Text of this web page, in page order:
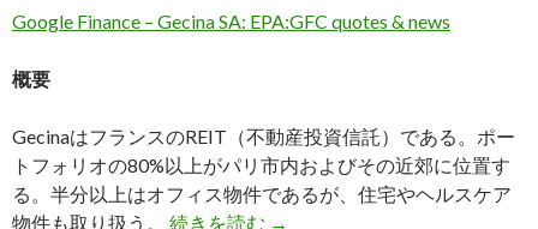
Google Finance – Gecina SA: EPA:GFC quotes & news
概要
GecinaはフランスのREIT（不動産投資信託）である。ポー
トフォリオの80%以上がパリ市内およびその近郊に位置す
る。半分以上はオフィス物件であるが、住宅やヘルスケア
物件も取り扱う。 続きを読む [個別銘柄] Gecina
→